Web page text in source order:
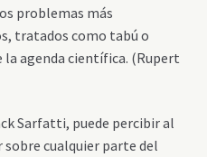
problemas más
tratados como tabú o
agenda científica. (Rupert
Sarfatti, puede percibir al
cualquier parte del